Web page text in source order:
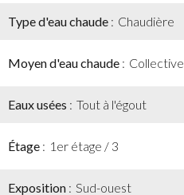
Type d'eau chaude Chaudière
Moyen d'eau chaude Collective
Eaux usées Tout à l'égout
Étage 1er étage / 3
Exposition Sud-ouest